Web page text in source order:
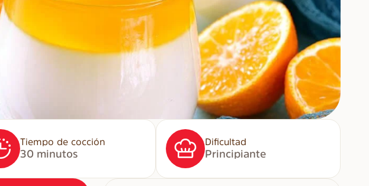
Tiempo de cocción
30 minutos
Dificultad
Principiante